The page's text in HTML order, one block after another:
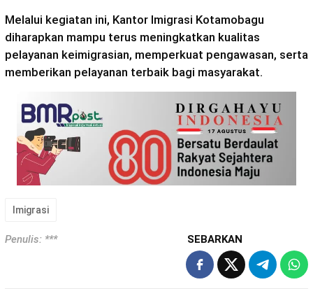
Melalui kegiatan ini, Kantor Imigrasi Kotamobagu
diharapkan mampu terus meningkatkan kualitas
pelayanan keimigrasian, memperkuat pengawasan, serta
memberikan pelayanan terbaik bagi masyarakat.
Imigrasi
Penulis: *** SEBARKAN